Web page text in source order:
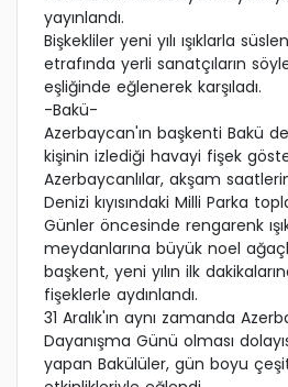
yayınlandı.
Bişkekliler yeni yılı ışıklarla
etrafında yerli sanatçıların
eşliğinde eğlenerek karşıladı.
-Bakü-
Azerbaycan'ın başkenti Bakü
kişinin izlediği havayi fişek
Azerbaycanlılar, akşam
Denizi kıyısındaki Milli Parka
Günler öncesinde rengarenk
meydanlarına büyük noel
başkent, yeni yılın ilk
fişeklerle aydınlandı.
31 Aralık'ın aynı zamanda
Dayanışma Günü olması
yapan Bakülüler, gün boyu